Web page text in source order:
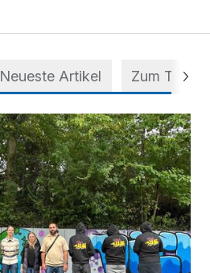
Neueste Artikel Zum Thema